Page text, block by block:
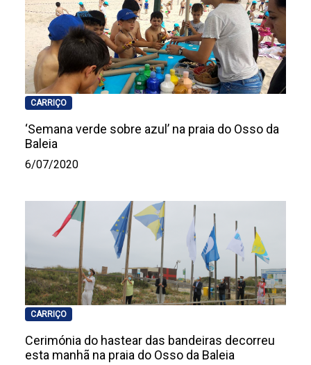
CARRIÇO
‘Semana verde sobre azul’ na praia do Osso da
Baleia
6/07/2020
CARRIÇO
Cerimónia do hastear das bandeiras decorreu
esta manhã na praia do Osso da Baleia